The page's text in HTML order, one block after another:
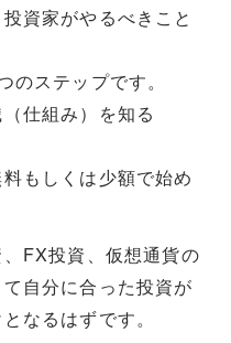
資家がやるべきこと
ステップです。
仕組み）を知る
もしくは少額で始め
FX投資、仮想通貨の
自分に合った投資が
なるはずです。